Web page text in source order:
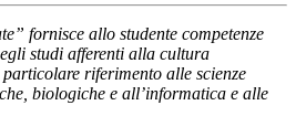
fornisce allo studente competenze
studi afferenti alla cultura
riferimento alle scienze
biologiche e all’informatica e alle